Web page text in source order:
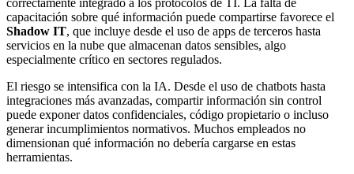
capacitación sobre qué información puede compartirse favorece el
Shadow IT, que incluye desde el uso de apps de terceros hasta
servicios en la nube que almacenan datos sensibles, algo
especialmente crítico en sectores regulados.
El riesgo se intensifica con la IA. Desde el uso de chatbots hasta
integraciones más avanzadas, compartir información sin control
puede exponer datos confidenciales, código propietario o incluso
generar incumplimientos normativos. Muchos empleados no
dimensionan qué información no debería cargarse en estas
herramientas.